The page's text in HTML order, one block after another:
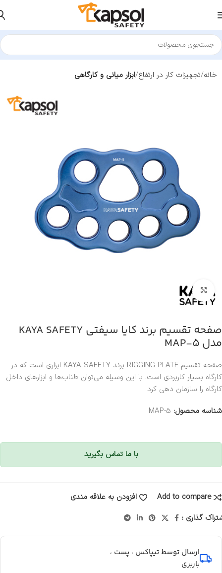
خانه تجهیزات کار در ارتفاع ابزار میانی و کارگاهی
بزرگنمایی تصویر
صفحه تقسیم برند کایا سیفتی KAYA SAFETY
مدل MAP-5
صفحه تقسیم RIGGING PLATE برند KAYA SAFETY ابزاری است که در
کارگاه بسیار کاربردی است. با این وسیله می‌توان طناب‌ها و ابزارهای داخل
کارگاه را سازمان دهی کرد
شناسه محصول: MAP-5
با ما تماس بگیرید
Add to compare
افزودن به علاقه مندی
گذاری :
ارسال توسط تیپاکس ، پست ،
باربری